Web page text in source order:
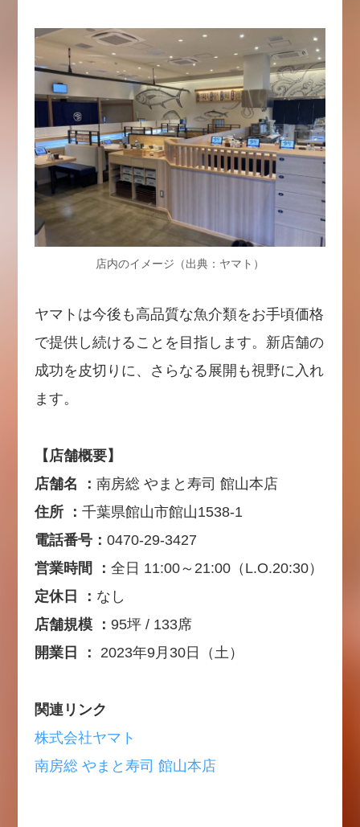
店内のイメージ（出典：ヤマト）
ヤマトは今後も高品質な魚介類をお手頃価格
で提供し続けることを目指します。新店舗の
成功を皮切りに、さらなる展開も視野に入れ
ます。
【店舗概要】
店舗名 ： 南房総 やまと寿司 館山本店
住所 ： 千葉県館山市館山1538-1
電話番号： 0470-29-3427
営業時間 ： 全日 11:00～21:00（L.O.20:30）
定休日 ： なし
店舗規模 ： 95坪 / 133席
開業日 ：
2023年9月30日（土）
関連リンク
株式会社ヤマト
南房総 やまと寿司 館山本店